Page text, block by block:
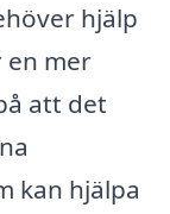
hjälp
en mer
att det
kan hjälpa